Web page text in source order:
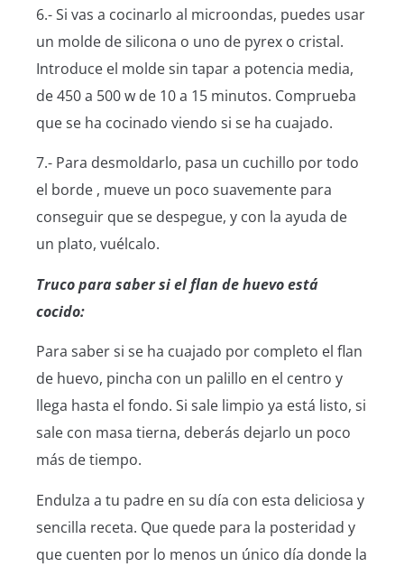
6.- Si vas a cocinarlo al microondas, puedes usar
un molde de silicona o uno de pyrex o cristal.
Introduce el molde sin tapar a potencia media,
de 450 a 500 w de 10 a 15 minutos. Comprueba
que se ha cocinado viendo si se ha cuajado.
7.- Para desmoldarlo, pasa un cuchillo por todo
el borde , mueve un poco suavemente para
conseguir que se despegue, y con la ayuda de
un plato, vuélcalo.
Truco para saber si el flan de huevo está
cocido:
Para saber si se ha cuajado por completo el flan
de huevo, pincha con un palillo en el centro y
llega hasta el fondo. Si sale limpio ya está listo, si
sale con masa tierna, deberás dejarlo un poco
más de tiempo.
Endulza a tu padre en su día con esta deliciosa y
sencilla receta. Que quede para la posteridad y
que cuenten por lo menos un único día donde la